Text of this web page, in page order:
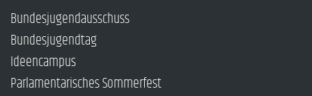
Bundesjugendausschuss
Bundesjugendtag
Ideencampus
Parlamentarisches Sommerfest